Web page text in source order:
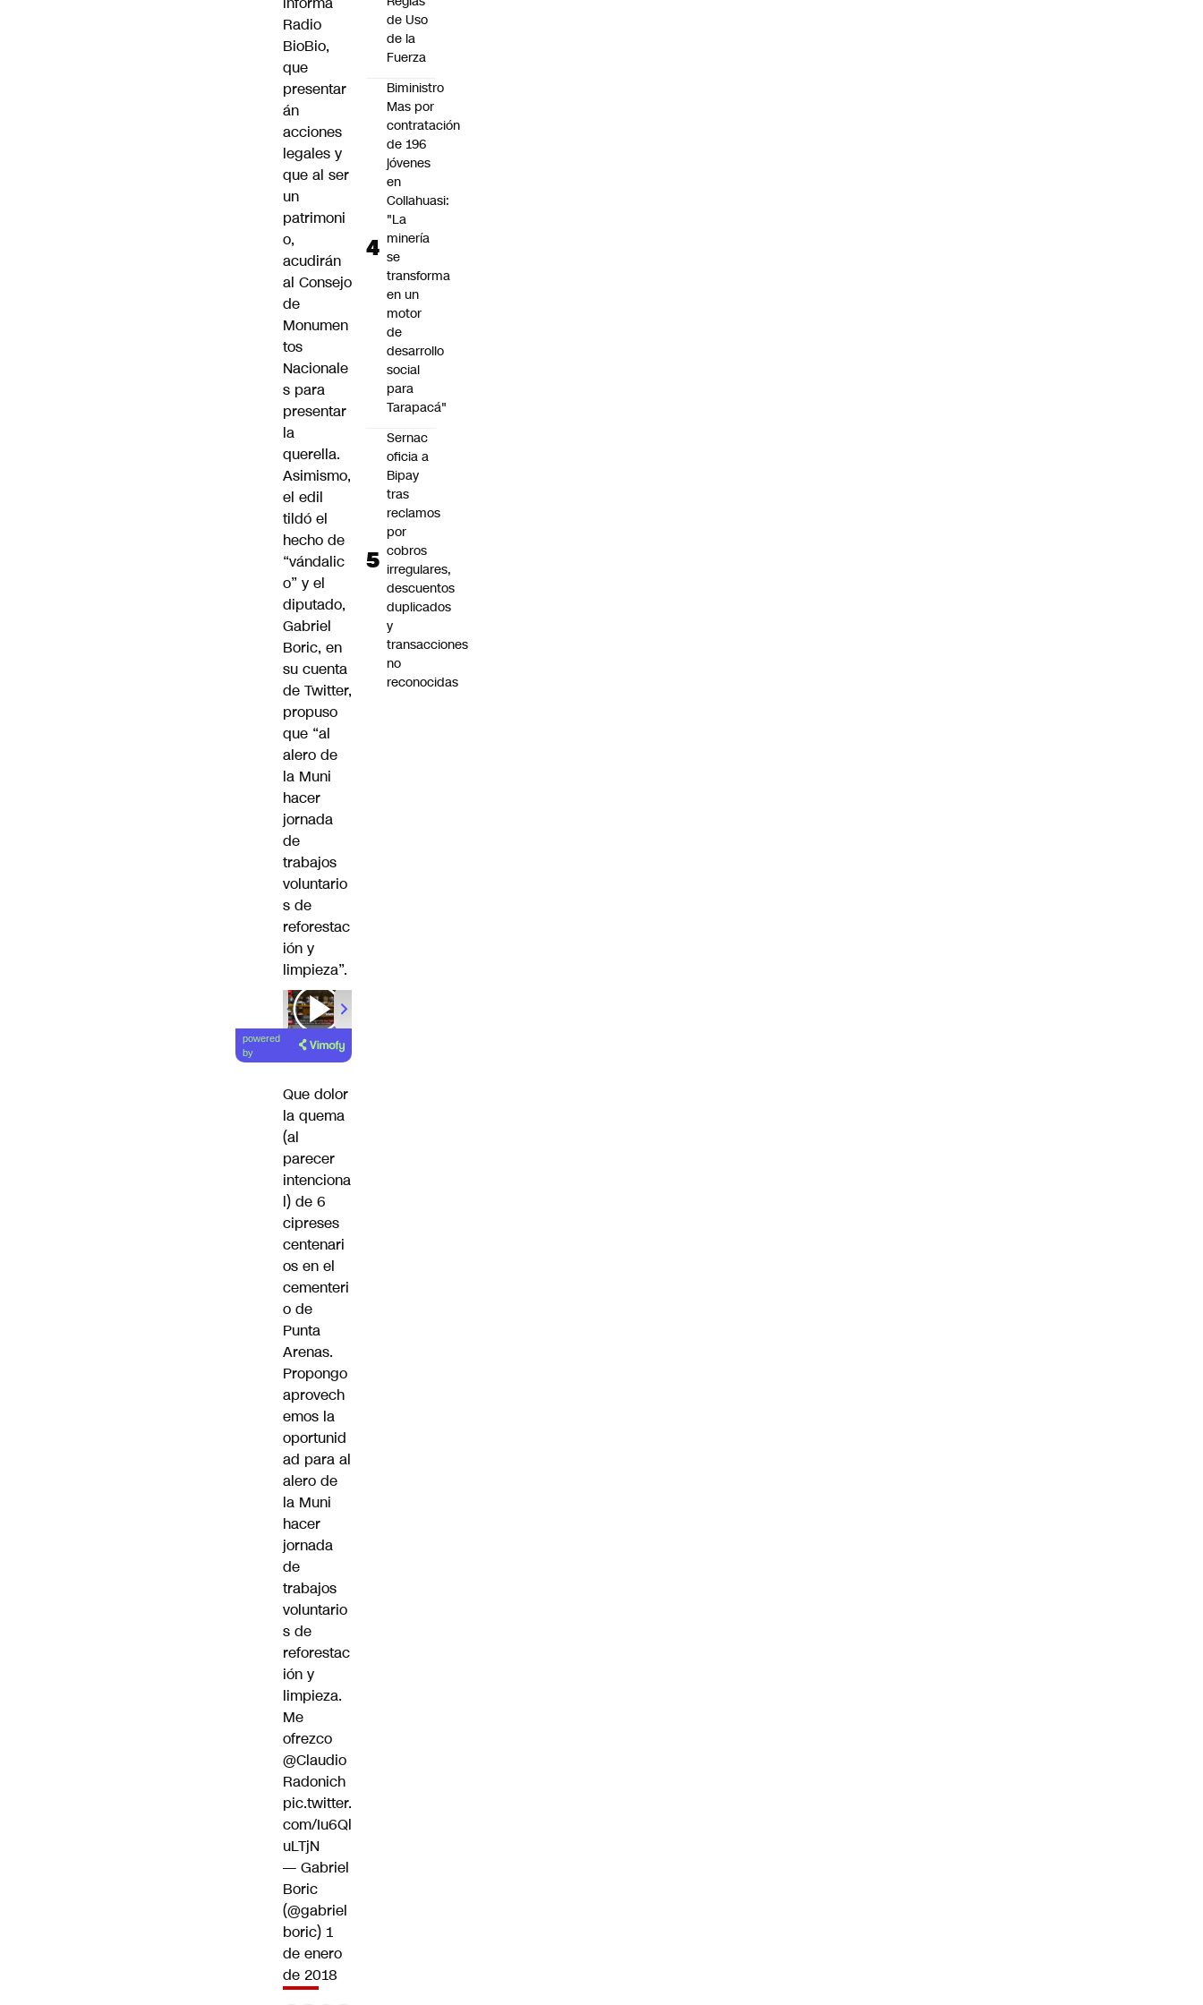
Radio
BioBio,
que
presentar
án
acciones
legales y
que al ser
un
patrimoni
o,
acudirán
al Consejo
de
Monumen
tos
Nacionale
s para
presentar
la
querella.
Asimismo,
el edil
tildó el
hecho de
“vándalic
o” y el
diputado,
Gabriel
Boric, en
su cuenta
de Twitter,
propuso
que “al
alero de
la Muni
hacer
jornada
de
trabajos
voluntario
s de
reforestac
ión y
limpieza”.
powered
by
Que dolor
la quema
(al
parecer
intenciona
l) de 6
cipreses
centenari
os en el
cementeri
o de
Punta
Arenas.
Propongo
aprovech
emos la
oportunid
ad para al
alero de
la Muni
hacer
jornada
de
trabajos
voluntario
s de
reforestac
ión y
limpieza.
Me
ofrezco
@Claudio
Radonich
pic.twitter.
com/Iu6Ql
uLTjN
— Gabriel
Boric
(@gabriel
boric) 1
de enero
de 2018
de Uso
de la
Fuerza
Biministro
Mas por
contratación
de 196
jóvenes
en
Collahuasi:
"La
minería
se
transforma
en un
motor
de
desarrollo
social
para
Tarapacá"
Sernac
oficia a
Bipay
tras
reclamos
por
cobros
irregulares,
descuentos
duplicados
y
transacciones
no
reconocidas